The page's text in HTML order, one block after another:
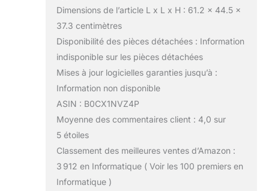
Dimensions de l’article L x L x H : 61.2 x 44.5 x
37.3 centimètres
Disponibilité des pièces détachées : Information
indisponible sur les pièces détachées
Mises à jour logicielles garanties jusqu’à :
Information non disponible
ASIN : B0CX1NVZ4P
Moyenne des commentaires client : 4,0 sur
5 étoiles
Classement des meilleures ventes d’Amazon :
3 912 en Informatique ( Voir les 100 premiers en
Informatique )